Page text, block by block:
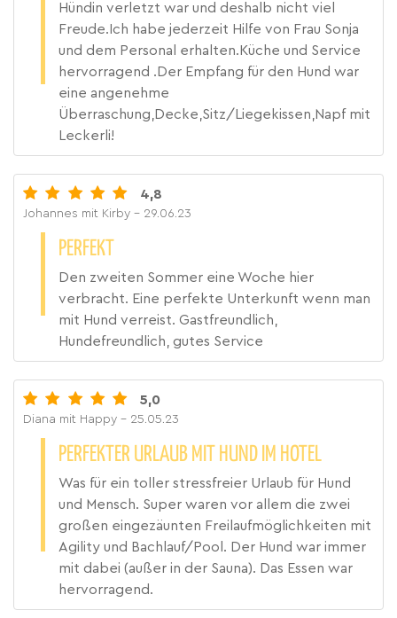
Hündin verletzt war und deshalb nicht viel
Freude.Ich habe jederzeit Hilfe von Frau Sonja
und dem Personal erhalten.Küche und Service
hervorragend .Der Empfang für den Hund war
eine angenehme
Überraschung,Decke,Sitz/Liegekissen,Napf mit
Leckerli!
4,8
Johannes mit Kirby - 29.06.23
PERFEKT
Den zweiten Sommer eine Woche hier
verbracht. Eine perfekte Unterkunft wenn man
mit Hund verreist. Gastfreundlich,
Hundefreundlich, gutes Service
5,0
Diana mit Happy - 25.05.23
PERFEKTER URLAUB MIT HUND IM HOTEL
Was für ein toller stressfreier Urlaub für Hund
und Mensch. Super waren vor allem die zwei
großen eingezäunten Freilaufmöglichkeiten mit
Agility und Bachlauf/Pool. Der Hund war immer
mit dabei (außer in der Sauna). Das Essen war
hervorragend.